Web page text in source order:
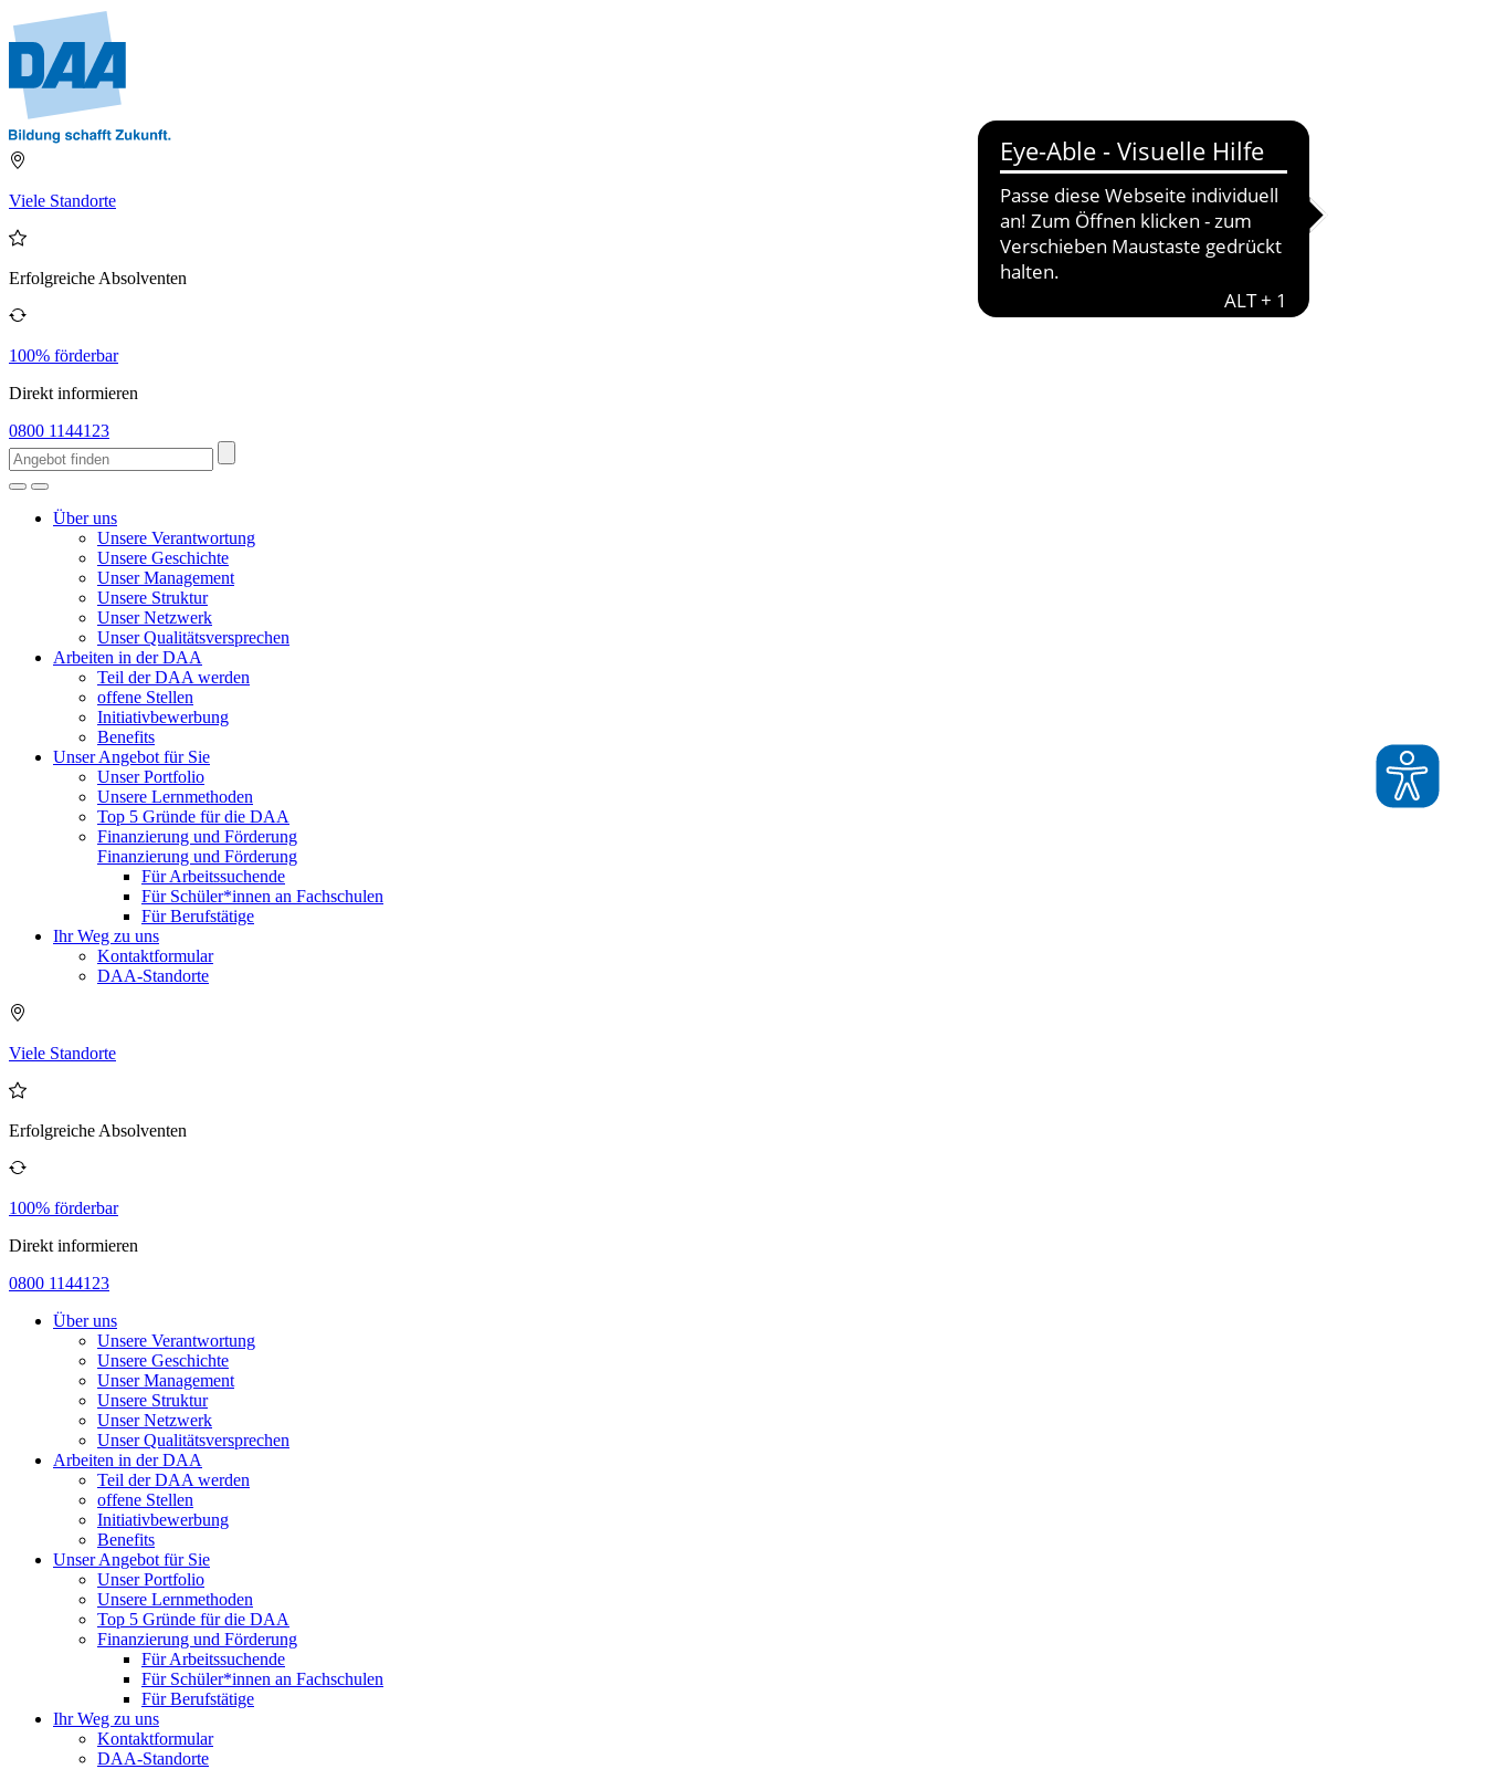
Viele Standorte
Erfolgreiche Absolventen
100% förderbar
Direkt informieren
0800 1144123
Über uns
Unsere Verantwortung
Unsere Geschichte
Unser Management
Unsere Struktur
Unser Netzwerk
Unser Qualitätsversprechen
Arbeiten in der DAA
Teil der DAA werden
offene Stellen
Initiativbewerbung
Benefits
Unser Angebot für Sie
Unser Portfolio
Unsere Lernmethoden
Top 5 Gründe für die DAA
Finanzierung und Förderung
Finanzierung und Förderung
Für Arbeitssuchende
Für Schüler*innen an Fachschulen
Für Berufstätige
Ihr Weg zu uns
Kontaktformular
DAA-Standorte
Viele Standorte
Erfolgreiche Absolventen
100% förderbar
Direkt informieren
0800 1144123
Über uns
Unsere Verantwortung
Unsere Geschichte
Unser Management
Unsere Struktur
Unser Netzwerk
Unser Qualitätsversprechen
Arbeiten in der DAA
Teil der DAA werden
offene Stellen
Initiativbewerbung
Benefits
Unser Angebot für Sie
Unser Portfolio
Unsere Lernmethoden
Top 5 Gründe für die DAA
Finanzierung und Förderung
Für Arbeitssuchende
Für Schüler*innen an Fachschulen
Für Berufstätige
Ihr Weg zu uns
Kontaktformular
DAA-Standorte